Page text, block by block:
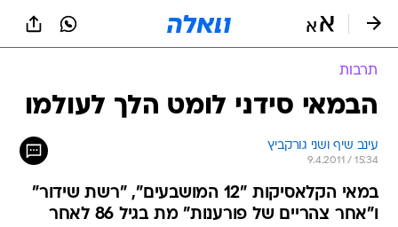
תרבות
הבמאי סידני לומט הלך לעולמו
עינב שיף ושני גורקביץ
9.4.2011 / 15:34
במאי הקלאסיקות "12 המושבעים", "רשת שידור"
ו"אחר צהריים של פורענות" מת בגיל 86 לאחר